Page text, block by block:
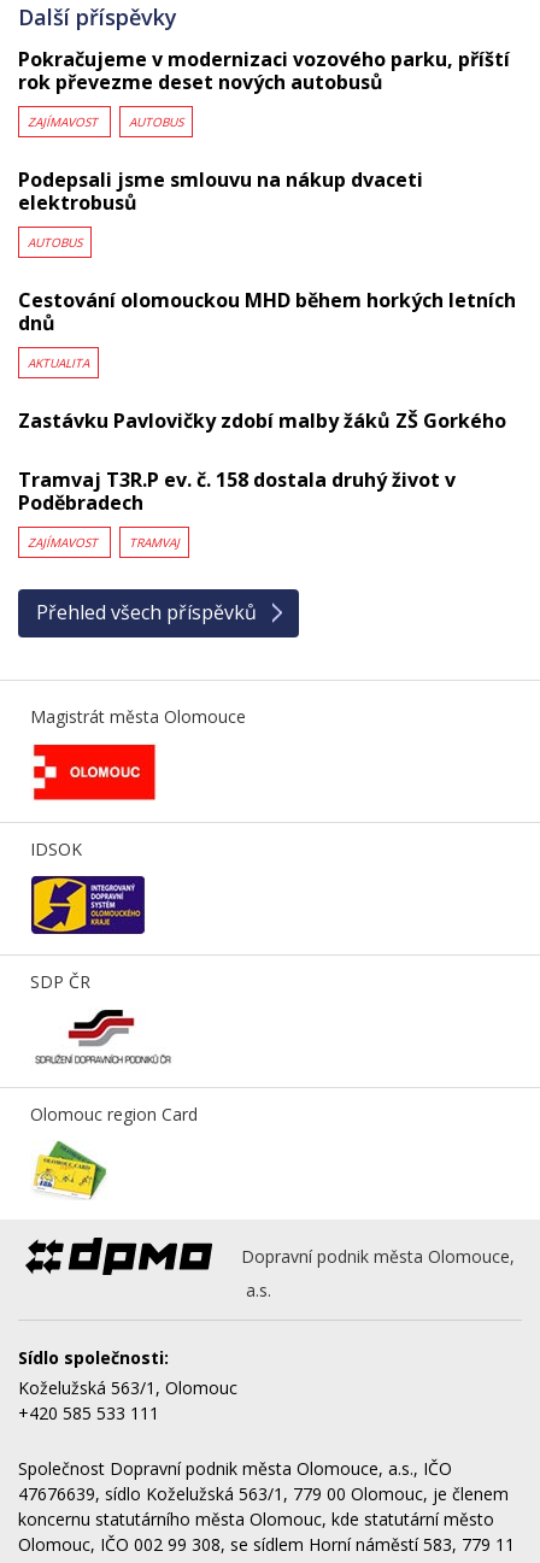
Další příspěvky
Pokračujeme v modernizaci vozového parku, příští
rok převezme deset nových autobusů
ZAJÍMAVOST AUTOBUS
Podepsali jsme smlouvu na nákup dvaceti
elektrobusů
AUTOBUS
Cestování olomouckou MHD během horkých letních
dnů
AKTUALITA
Zastávku Pavlovičky zdobí malby žáků ZŠ Gorkého
Tramvaj T3R.P ev. č. 158 dostala druhý život v
Poděbradech
ZAJÍMAVOST TRAMVAJ
Přehled všech příspěvků
Magistrát města Olomouce
IDSOK
SDP ČR
Olomouc region Card
Dopravní podnik města Olomouce,
a.s.
Sídlo společnosti:
Koželužská 563/1, Olomouc
+420 585 533 111
Společnost Dopravní podnik města Olomouce, a.s., IČO
47676639, sídlo Koželužská 563/1, 779 00 Olomouc, je členem
koncernu statutárního města Olomouc, kde statutární město
Olomouc, IČO 002 99 308, se sídlem Horní náměstí 583, 779 11